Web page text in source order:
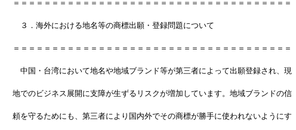
＝＝＝＝＝＝＝＝＝＝＝＝＝＝＝＝＝＝＝＝＝＝＝＝＝＝＝＝＝＝＝＝＝＝＝＝
３．海外における地名等の商標出願・登録問題について
＝＝＝＝＝＝＝＝＝＝＝＝＝＝＝＝＝＝＝＝＝＝＝＝＝＝＝＝＝＝＝＝＝＝＝＝
中国・台湾において地名や地域ブランド等が第三者によって出願登録され、現
地でのビジネス展開に支障が生ずるリスクが増加しています。地域ブランドの信
頼を守るためにも、第三者により国内外でその商標が勝手に使われないようにす